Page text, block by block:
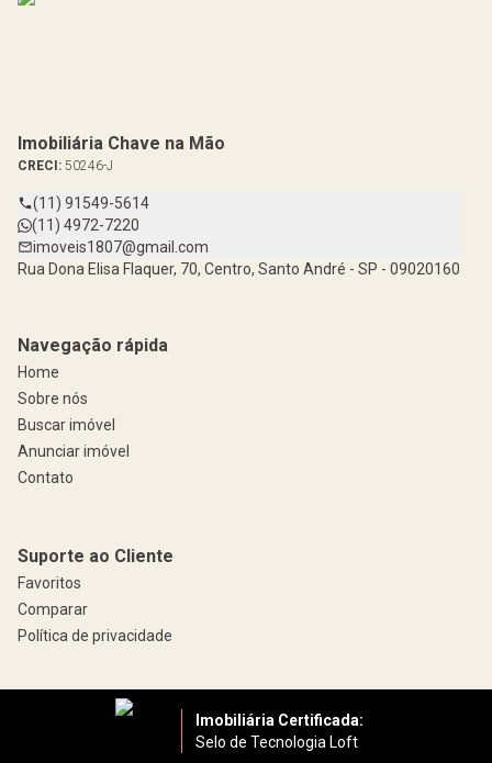
Imobiliária Chave na Mão
CRECI: 50246-J
(11) 91549-5614
(11) 4972-7220
imoveis1807@gmail.com
Rua Dona Elisa Flaquer, 70, Centro, Santo André - SP - 09020160
Navegação rápida
Home
Sobre nós
Buscar imóvel
Anunciar imóvel
Contato
Suporte ao Cliente
Favoritos
Comparar
Política de privacidade
Imobiliária Certificada:
Selo de Tecnologia Loft